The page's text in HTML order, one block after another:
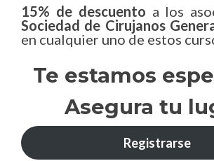
15% de descuento a los
Sociedad de Cirujanos
en cualquier uno de estos
Te estamos
Asegura tu
Registrarse